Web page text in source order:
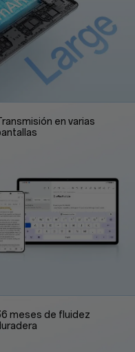
en varias
meses de fluidez